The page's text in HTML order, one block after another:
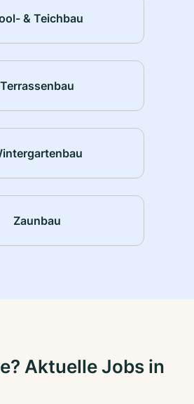
& Teichbau
Terrassenbau
Zaunbau
Aktuelle Jobs in